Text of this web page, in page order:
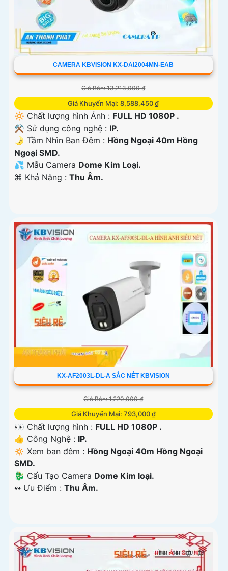
CAMERA KBVISION KX-DAI2004MN-EAB
Giá Bán: 13,213,000 ₫
Giá Khuyến Mại: 8,588,450 ₫
🔆 Chất lượng hình Ảnh : FULL HD 1080P .
⚒ Sử dụng công nghệ : IP.
🌛 Tầm Nhìn Ban Đêm : Hồng Ngoại 40m Hồng
Ngoại SMD.
💦 Mẫu Camera Dome Kim Loại.
️⌘ Khả Năng : Thu Âm.
KX-AF2003L-DL-A SẮC NÉT KBVISION
Giá Bán: 1,220,000 ₫
Giá Khuyến Mại: 793,000 ₫
👀 Chất lượng hình : FULL HD 1080P .
👍 Công Nghệ : IP.
🔅 Xem ban đêm : Hồng Ngoại 40m Hồng Ngoại
SMD.
🐉️ Cấu Tạo Camera Dome Kim loại.
️↭ Ưu Điểm : Thu Âm.